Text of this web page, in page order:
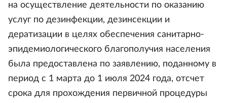
на осуществление деятельности по оказанию
услуг по дезинфекции, дезинсекции и
дератизации в целях обеспечения санитарно-
эпидемиологического благополучия населения
была предоставлена по заявлению, поданному в
период с 1 марта до 1 июля 2024 года, отсчет
срока для прохождения первичной процедуры